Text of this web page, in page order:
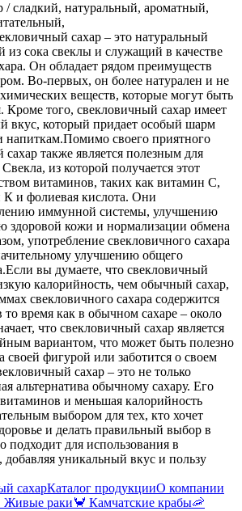
/ сладкий, натуральный, ароматный,
сахар – это натуральный
из сока свеклы и служащий в качестве
Он обладает рядом преимуществ
Во-первых, он более натурален и не
веществ, которые могут быть
Кроме того, свекловичный сахар имеет
вкус, который придает особый шарм
напиткам.Помимо своего приятного
также является полезным для
из которой получается этот
витаминов, таких как витамин С,
и фолиевая кислота. Они
иммунной системы, улучшению
здоровой кожи и нормализации обмена
употребление свекловичного сахара
улучшению общего
Если вы думаете, что свекловичный
калорийность, чем обычный сахар,
свекловичного сахара содержится
то время как в обычном сахаре – около
что свекловичный сахар является
вариантом, что может быть полезно
своей фигурой или заботится о своем
сахар – это не только
альтернатива обычному сахару. Его
и меньшая калорийность
выбором для тех, кто хочет
и делать правильный выбор в
для использования в
добавляя уникальный вкус и пользу
сахарКаталог продукцииО компании
Живые раки🦀 Камчатские крабы🦐